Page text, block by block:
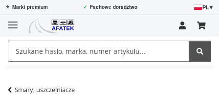
⭐ Marki premium ✓ Fachowe doradztwo PL▾
Smary, uszczelniacze